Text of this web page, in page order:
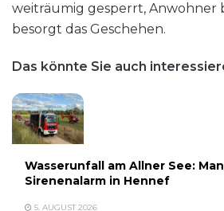
weiträumig gesperrt, Anwohner
besorgt das Geschehen.
Das könnte Sie auch
Wasserunfall am Allner See:
Sirenenalarm in Hennef
5. AUGUST 2026